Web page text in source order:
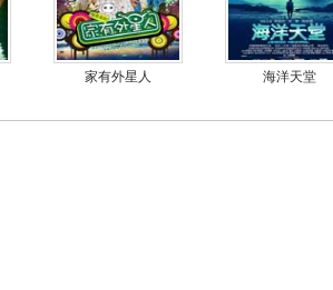
家有外星人 海洋天堂